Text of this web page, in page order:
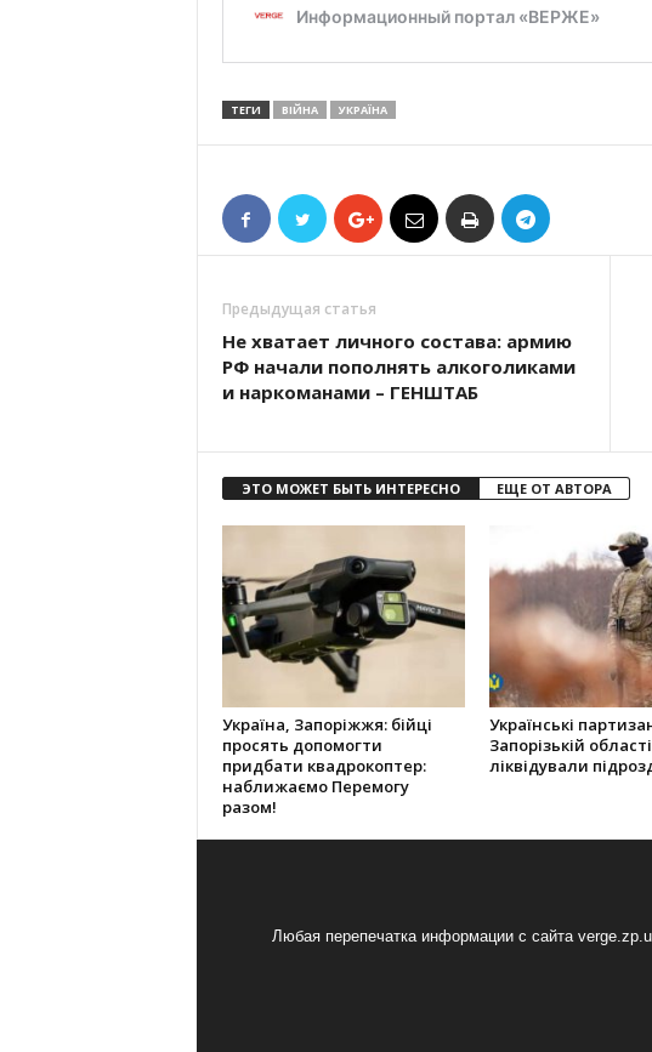
ТЕГИ ВІЙНА УКРАЇНА
Предыдущая статья
Не хватает личного состава: армию
РФ начали пополнять алкоголиками
и наркоманами – ГЕНШТАБ
ЭТО МОЖЕТ БЫТЬ ИНТЕРЕСНО ЕЩЕ ОТ АВТОРА
Україна, Запоріжжя: бійці
просять допомогти
придбати квадрокоптер:
наближаємо Перемогу
разом!
Українські
Запорізькій області
ліквідували
Любая перепечатка информации с сайта